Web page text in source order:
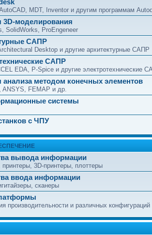
MDT, Inventor и другим программам
3D-моделирования
SolidWorks, ProEngeneer
САПР
Desktop и другие архитектурные САПР
САПР
EDA, P-Spice и другие электротехнические
методом конечных элементов
ANSYS, FEMAP и др.
системы
с ЧПУ
вывода информации
3D-принтеры, плоттеры
ввода информации
сканеры
производительности и различных конфигураций